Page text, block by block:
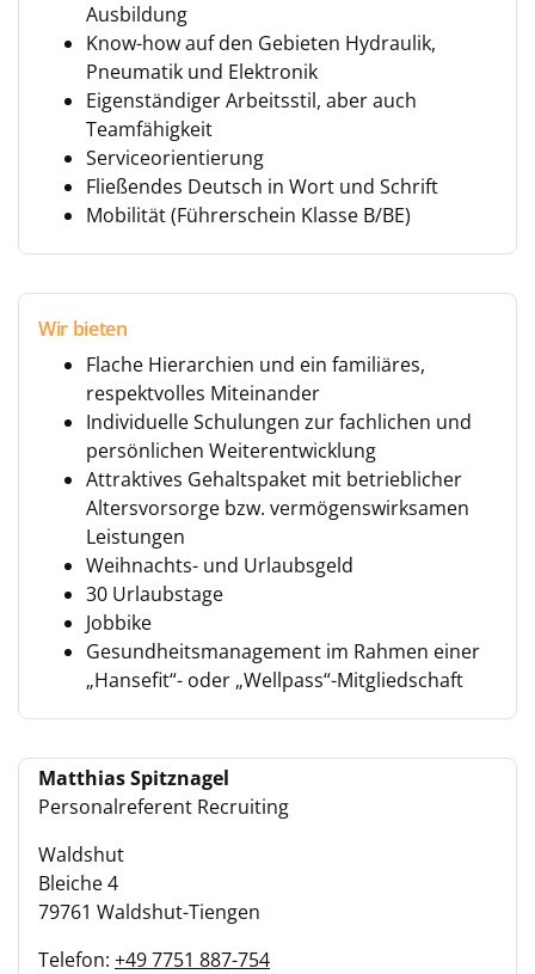
Ausbildung
Know-how auf den Gebieten Hydraulik,
Pneumatik und Elektronik
Eigenständiger Arbeitsstil, aber auch
Teamfähigkeit
Serviceorientierung
Fließendes Deutsch in Wort und Schrift
Mobilität (Führerschein Klasse B/BE)
Wir bieten
Flache Hierarchien und ein familiäres,
respektvolles Miteinander
Individuelle Schulungen zur fachlichen und
persönlichen Weiterentwicklung
Attraktives Gehaltspaket mit betrieblicher
Altersvorsorge bzw. vermögenswirksamen
Leistungen
Weihnachts- und Urlaubsgeld
30 Urlaubstage
Jobbike
Gesundheitsmanagement im Rahmen einer
„Hansefit“- oder „Wellpass“-Mitgliedschaft
Matthias Spitznagel
Personalreferent Recruiting
Waldshut
Bleiche 4
79761 Waldshut-Tiengen
Telefon: +49 7751 887-754